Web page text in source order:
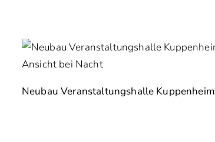
Neubau Veranstaltungshalle Kuppenheim